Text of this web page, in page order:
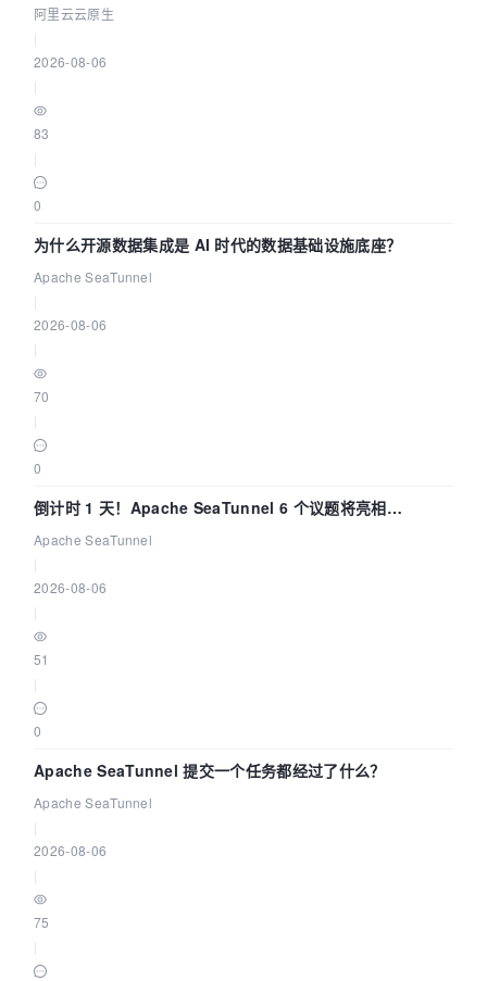
缺资源
阿里云云原生
2026-08-06
83
0
为什么开源数据集成是 AI 时代的数据基础设施底座？
Apache SeaTunnel
2026-08-06
70
0
倒计时 1 天！Apache SeaTunnel 6 个议题将亮相
Community Over Code Asia 2026
Apache SeaTunnel
2026-08-06
51
0
Apache SeaTunnel 提交一个任务都经过了什么？
Apache SeaTunnel
2026-08-06
75